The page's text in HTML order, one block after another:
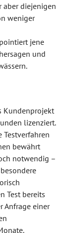
aber diejenigen
weniger
jene
und
Kundenprojekt
lizenziert.
bewährt
notwendig –
Test bereits
Anfrage einer